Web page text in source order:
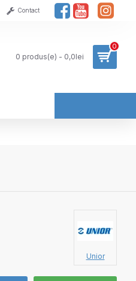
Contact
0 produs(e) - 0,0lei
0
Unior